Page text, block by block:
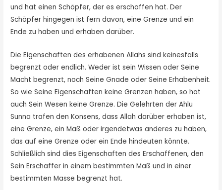
und hat einen Schöpfer, der es erschaffen hat. Der
Schöpfer hingegen ist fern davon, eine Grenze und ein
Ende zu haben und erhaben darüber.
Die Eigenschaften des erhabenen Allahs sind keinesfalls
begrenzt oder endlich. Weder ist sein Wissen oder Seine
Macht begrenzt, noch Seine Gnade oder Seine Erhabenheit.
So wie Seine Eigenschaften keine Grenzen haben, so hat
auch Sein Wesen keine Grenze. Die Gelehrten der Ahlu
Sunna trafen den Konsens, dass Allah darüber erhaben ist,
eine Grenze, ein Maß oder irgendetwas anderes zu haben,
das auf eine Grenze oder ein Ende hindeuten könnte.
Schließlich sind dies Eigenschaften des Erschaffenen, den
Sein Erschaffer in einem bestimmten Maß und in einer
bestimmten Masse begrenzt hat.